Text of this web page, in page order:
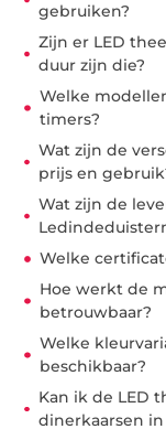
gebruiken?
Zijn er LED
duur zijn die?
Welke
timers?
Wat zijn de
prijs en
Wat zijn de
Welke
Hoe werkt de
betrouwbaar?
Welke
beschikbaar?
Kan ik de LED
dinerkaarsen in